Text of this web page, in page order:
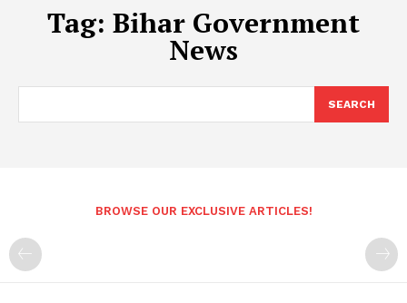
Tag: Bihar Government
News
SEARCH
BROWSE OUR EXCLUSIVE ARTICLES!